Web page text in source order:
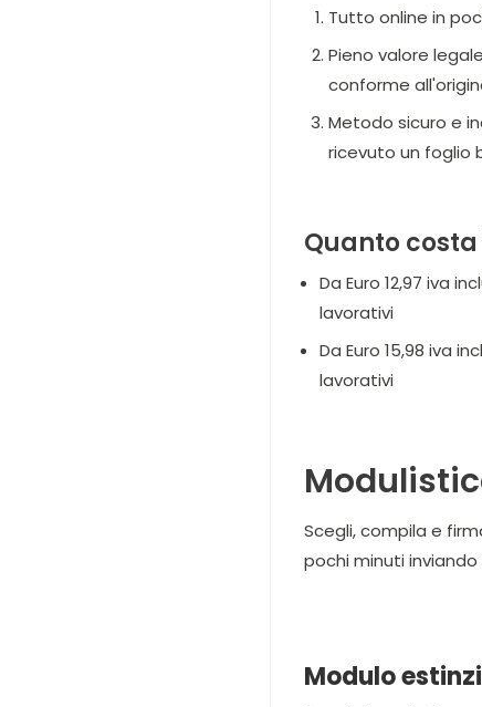
Tutto online in
Pieno valore
conforme
Metodo sicuro e
ricevuto un foglio
Quanto
Da Euro 12,97 iva
lavorativi
Da Euro 15,98 iva
lavorativi
Scegli, compila e
pochi minuti
Modulo